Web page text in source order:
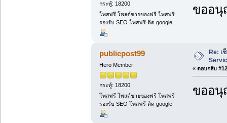
กระทู้: 18200
โพสฟรี โพสต์ขายของฟรี โพสฟรี
รองรับ SEO โพสฟรี ติด google
ขออนุ
publicpost99
Hero Member
กระทู้: 18200
โพสฟรี โพสต์ขายของฟรี โพสฟรี
รองรับ SEO โพสฟรี ติด google
Re: เ
« ตอบกลับ
ขออนุ